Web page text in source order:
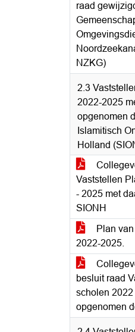
raad
NZKG)
2.3
2022-2025
opgenomen
Islamitisch
Holland
Vaststellen
- 2025 met
SIONH
Plan
2022-2025.
besluit raad
scholen
opgenomen